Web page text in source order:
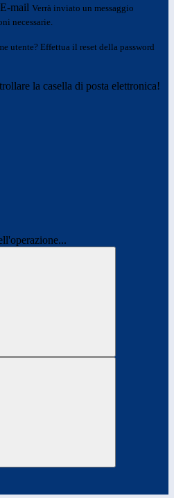
E-mail Verrà inviato un messaggio
necessarie.
utente? Effettua il reset della password
la casella di posta elettronica!